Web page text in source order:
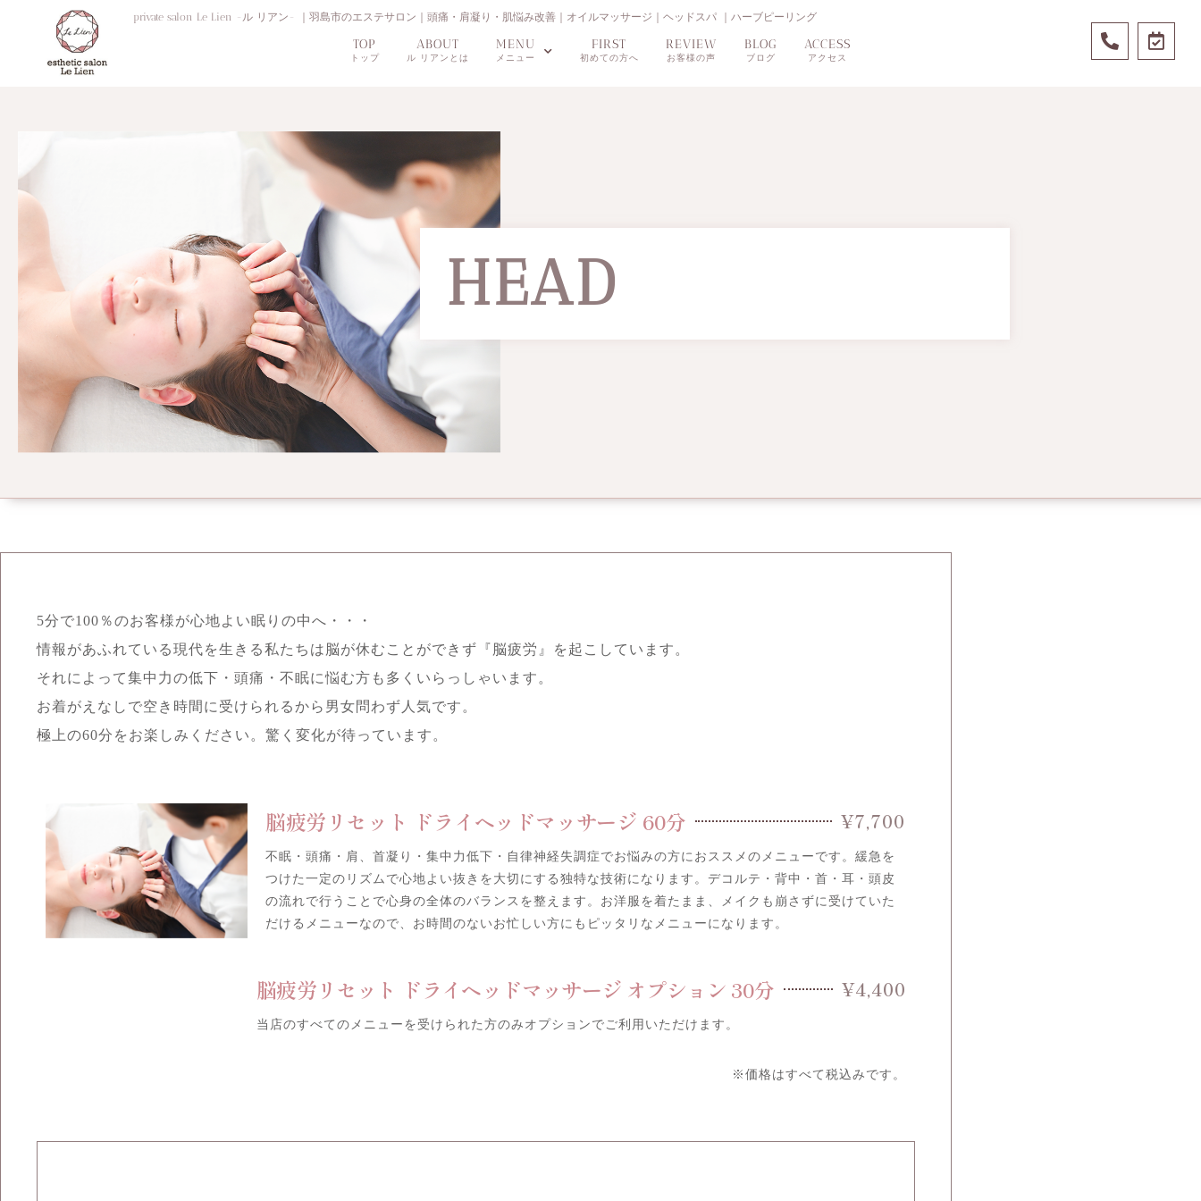
private salon Le Lien -ル リアン- ｜羽島市のエステサロン｜頭痛・肩凝り・肌悩み改善｜オイルマッサージ｜ヘッドスパ ｜ハーブピーリング
TOP
トップ
ABOUT
ル リアンとは
MENU
メニュー
FIRST
初めての方へ
REVIEW
お客様の声
BLOG
ブログ
ACCESS
アクセス
HEAD
5分で100％のお客様が心地よい眠りの中へ・・・
情報があふれている現代を生きる私たちは脳が休むことができず『脳疲労』を起こしています。
それによって集中力の低下・頭痛・不眠に悩む方も多くいらっしゃいます。
お着がえなしで空き時間に受けられるから男女問わず人気です。
極上の60分をお楽しみください。驚く変化が待っています。
脳疲労リセット ドライヘッドマッサージ 60分 ¥7,700
不眠・頭痛・肩、首凝り・集中力低下・自律神経失調症でお悩みの方におススメのメニューです。緩急を
つけた一定のリズムで心地よい抜きを大切にする独特な技術になります。デコルテ・背中・首・耳・頭皮
の流れで行うことで心身の全体のバランスを整えます。お洋服を着たまま、メイクも崩さずに受けていた
だけるメニューなので、お時間のないお忙しい方にもピッタリなメニューになります。
脳疲労リセット ドライヘッドマッサージ オプション 30分 ¥4,400
当店のすべてのメニューを受けられた方のみオプションでご利用いただけます。
※価格はすべて税込みです。